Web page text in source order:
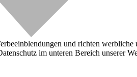
und richten
im unteren Bereich unserer